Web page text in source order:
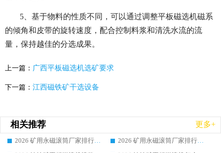
5、基于物料的性质不同，可以通过调整平板磁选机磁系
的倾角和皮带的旋转速度，配合控制料浆和清洗水流的流
量，保持越佳的分选成果。
上一篇： 广西平板磁选机选矿要求
下一篇： 江西磁铁矿干选设备
相关推荐 更多+
2026 矿用永磁滚筒厂家排行榜选购干货指南 行业口碑标杆华体会手机网页版-华体会(中国) 实力出众
2026 矿用永磁滚筒厂家排行榜选购指南，行业口碑领域强者华体会手机网页版-华体会(中国)